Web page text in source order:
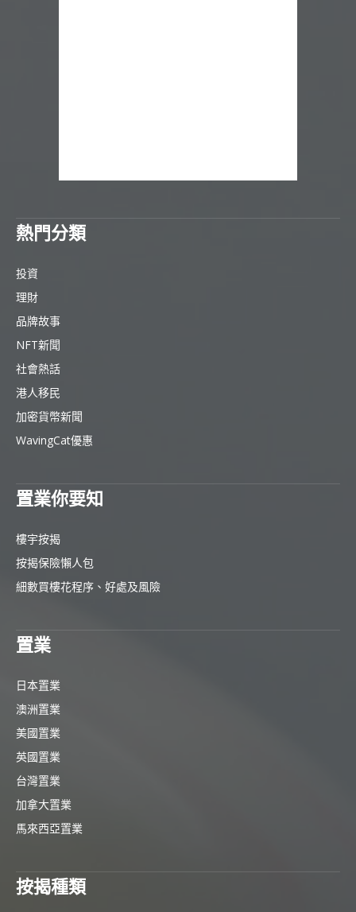
熱門分類
投資
理財
品牌故事
NFT新聞
社會熱話
港人移民
加密貨幣新聞
WavingCat優惠
置業你要知
樓宇按揭
按揭保險懶人包
細數買樓花程序、好處及風險
置業
日本置業
澳洲置業
美國置業
英國置業
台灣置業
加拿大置業
馬來西亞置業
按揭種類